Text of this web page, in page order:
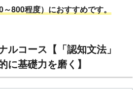
800程度）におすすめです。
ルコース【「認知文法」
に基礎力を磨く】